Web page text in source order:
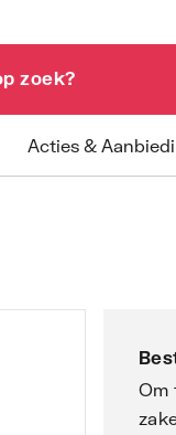
Acties &
Om